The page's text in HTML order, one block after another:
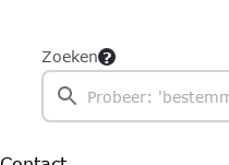
Zoeken